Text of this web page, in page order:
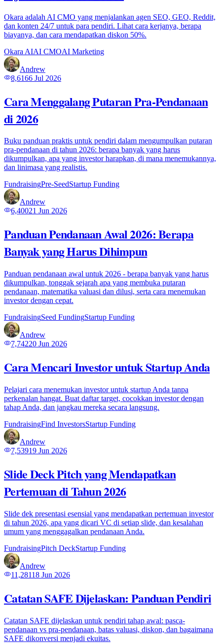
Okara adalah AI CMO yang menjalankan agen SEO, GEO, Reddit,
dan konten 24/7 untuk para pendiri. Lihat cara kerjanya, berapa
biayanya, dan cara mendapatkan diskon 50%.
Okara AIAI CMOAI Marketing
Andrew
8,6166 Jul 2026
Cara Menggalang Putaran Pra-Pendanaan
di 2026
Buku panduan praktis untuk pendiri dalam mengumpulkan putaran
pra-pendanaan di tahun 2026: berapa banyak yang harus
dikumpulkan, apa yang investor harapkan, di mana menemukannya,
dan linimasa yang realistis.
FundraisingPre-SeedStartup Funding
Andrew
6,40021 Jun 2026
Panduan Pendanaan Awal 2026: Berapa
Banyak yang Harus Dihimpun
Panduan pendanaan awal untuk 2026 - berapa banyak yang harus
dikumpulkan, tonggak sejarah apa yang membuka putaran
pendanaan, matematika valuasi dan dilusi, serta cara menemukan
investor dengan cepat.
FundraisingSeed FundingStartup Funding
Andrew
7,74220 Jun 2026
Cara Mencari Investor untuk Startup Anda
Pelajari cara menemukan investor untuk startup Anda tanpa
perkenalan hangat. Buat daftar target, cocokkan investor dengan
tahap Anda, dan jangkau mereka secara langsung.
FundraisingFind InvestorsStartup Funding
Andrew
7,53919 Jun 2026
Slide Deck Pitch yang Mendapatkan
Pertemuan di Tahun 2026
Slide dek presentasi esensial yang mendapatkan pertemuan investor
di tahun 2026, apa yang dicari VC di setiap slide, dan kesalahan
umum yang menggagalkan pendanaan Anda.
FundraisingPitch DeckStartup Funding
Andrew
11,28118 Jun 2026
Catatan SAFE Dijelaskan: Panduan Pendiri
Catatan SAFE dijelaskan untuk pendiri tahap awal: pasca-
pendanaan vs pra-pendanaan, batas valuasi, diskon, dan bagaimana
SAFE dikonversi menjadi ekuitas.